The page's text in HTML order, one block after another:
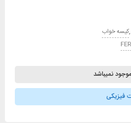
کیسه خواب
نمیباشد